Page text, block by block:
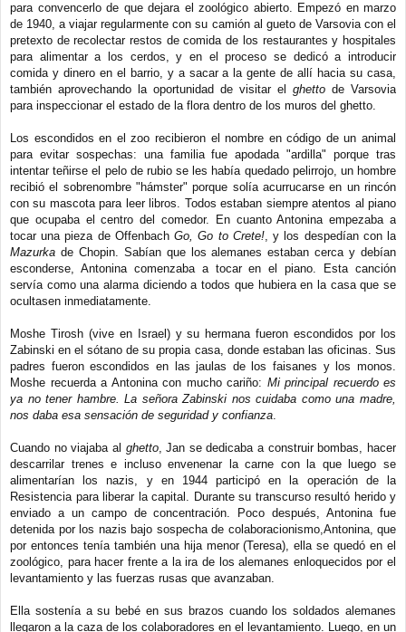
para convencerlo de que dejara el zoológico abierto. Empezó en marzo
de 1940, a viajar regularmente con su camión al gueto de Varsovia con el
pretexto de recolectar restos de comida de los restaurantes y hospitales
para alimentar a los cerdos, y en el proceso se dedicó a introducir
comida y dinero en el barrio, y a sacar a la gente de allí hacia su casa,
también aprovechando la oportunidad de visitar el ghetto de Varsovia
para inspeccionar el estado de la flora dentro de los muros del ghetto.
Los escondidos en el zoo recibieron el nombre en código de un animal
para evitar sospechas: una familia fue apodada "ardilla" porque tras
intentar teñirse el pelo de rubio se les había quedado pelirrojo, un hombre
recibió el sobrenombre "hámster" porque solía acurrucarse en un rincón
con su mascota para leer libros. Todos estaban siempre atentos al piano
que ocupaba el centro del comedor. En cuanto Antonina empezaba a
tocar una pieza de OffenbachGo, Go to Crete!, y los despedían con la
Mazurka de Chopin. Sabían que los alemanes estaban cerca y debían
esconderse, Antonina comenzaba a tocar en el piano. Esta canción
servía como una alarma diciendo a todos que hubiera en la casa que se
ocultasen inmediatamente.
Moshe Tirosh (vive en Israel) y su hermana fueron escondidos por los
Zabinski en el sótano de su propia casa, donde estaban las oficinas. Sus
padres fueron escondidos en las jaulas de los faisanes y los monos.
Moshe recuerda a Antonina con mucho cariño: Mi principal recuerdo es
ya no tener hambre. La señora Zabinski nos cuidaba como una madre,
nos daba esa sensación de seguridad y confianza.
Cuando no viajaba al ghetto, Jan se dedicaba a construir bombas, hacer
descarrilar trenes e incluso envenenar la carne con la que luego se
alimentarían los nazis, y en 1944 participó en la operación de la
Resistencia para liberar la capital. Durante su transcurso resultó herido y
enviado a un campo de concentración. Poco después, Antonina fue
detenida por los nazis bajo sospecha de colaboracionismo,Antonina, que
por entonces tenía también una hija menor (Teresa), ella se quedó en el
zoológico, para hacer frente a la ira de los alemanes enloquecidos por el
levantamiento y las fuerzas rusas que avanzaban.
Ella sostenía a su bebé en sus brazos cuando los soldados alemanes
llegaron a la caza de los colaboradores en el levantamiento. Luego, en un